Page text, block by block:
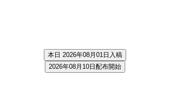
本日 2026年08月01日入稿
2026年08月10日配布開始